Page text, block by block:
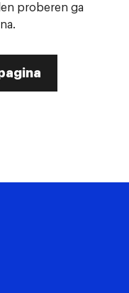
proberen ga